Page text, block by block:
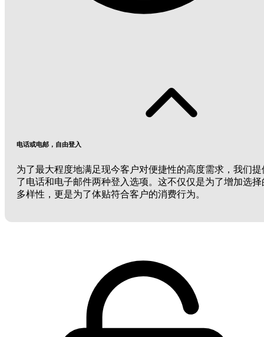
电话或电邮，自由登入
为了最大程度地满足现今客户对便捷性的高度需求，我们提
了电话和电子邮件两种登入选项。这不仅仅是为了增加选择
多样性，更是为了体贴符合客户的消费行为。